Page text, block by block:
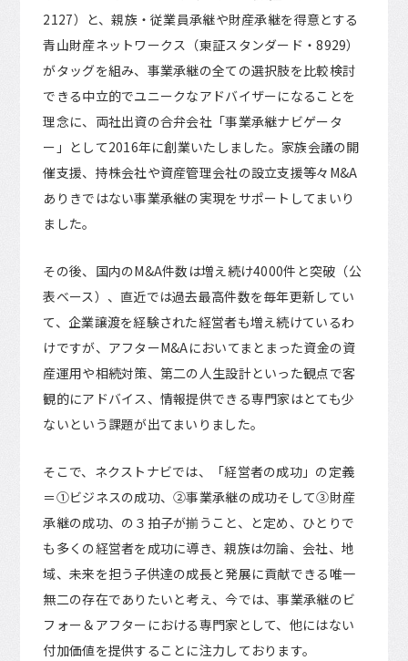
2127）と、親族・従業員承継や財産承継を得意とする
青山財産ネットワークス（東証スタンダード・8929）
がタッグを組み、事業承継の全ての選択肢を比較検討
できる中立的でユニークなアドバイザーになることを
理念に、両社出資の合弁会社「事業承継ナビゲータ
ー」として2016年に創業いたしました。家族会議の開
催支援、持株会社や資産管理会社の設立支援等々M&A
ありきではない事業承継の実現をサポートしてまいり
ました。
その後、国内のM&A件数は増え続け4000件と突破（公
表ベース）、直近では過去最高件数を毎年更新してい
て、企業譲渡を経験された経営者も増え続けているわ
けですが、アフターM&Aにおいてまとまった資金の資
産運用や相続対策、第二の人生設計といった観点で客
観的にアドバイス、情報提供できる専門家はとても少
ないという課題が出てまいりました。
そこで、ネクストナビでは、「経営者の成功」の定義
＝①ビジネスの成功、②事業承継の成功そして③財産
承継の成功、の３拍子が揃うこと、と定め、ひとりで
も多くの経営者を成功に導き、親族は勿論、会社、地
域、未来を担う子供達の成長と発展に貢献できる唯一
無二の存在でありたいと考え、今では、事業承継のビ
フォー＆アフターにおける専門家として、他にはない
付加価値を提供することに注力しております。